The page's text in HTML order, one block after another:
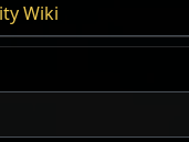
Wiki